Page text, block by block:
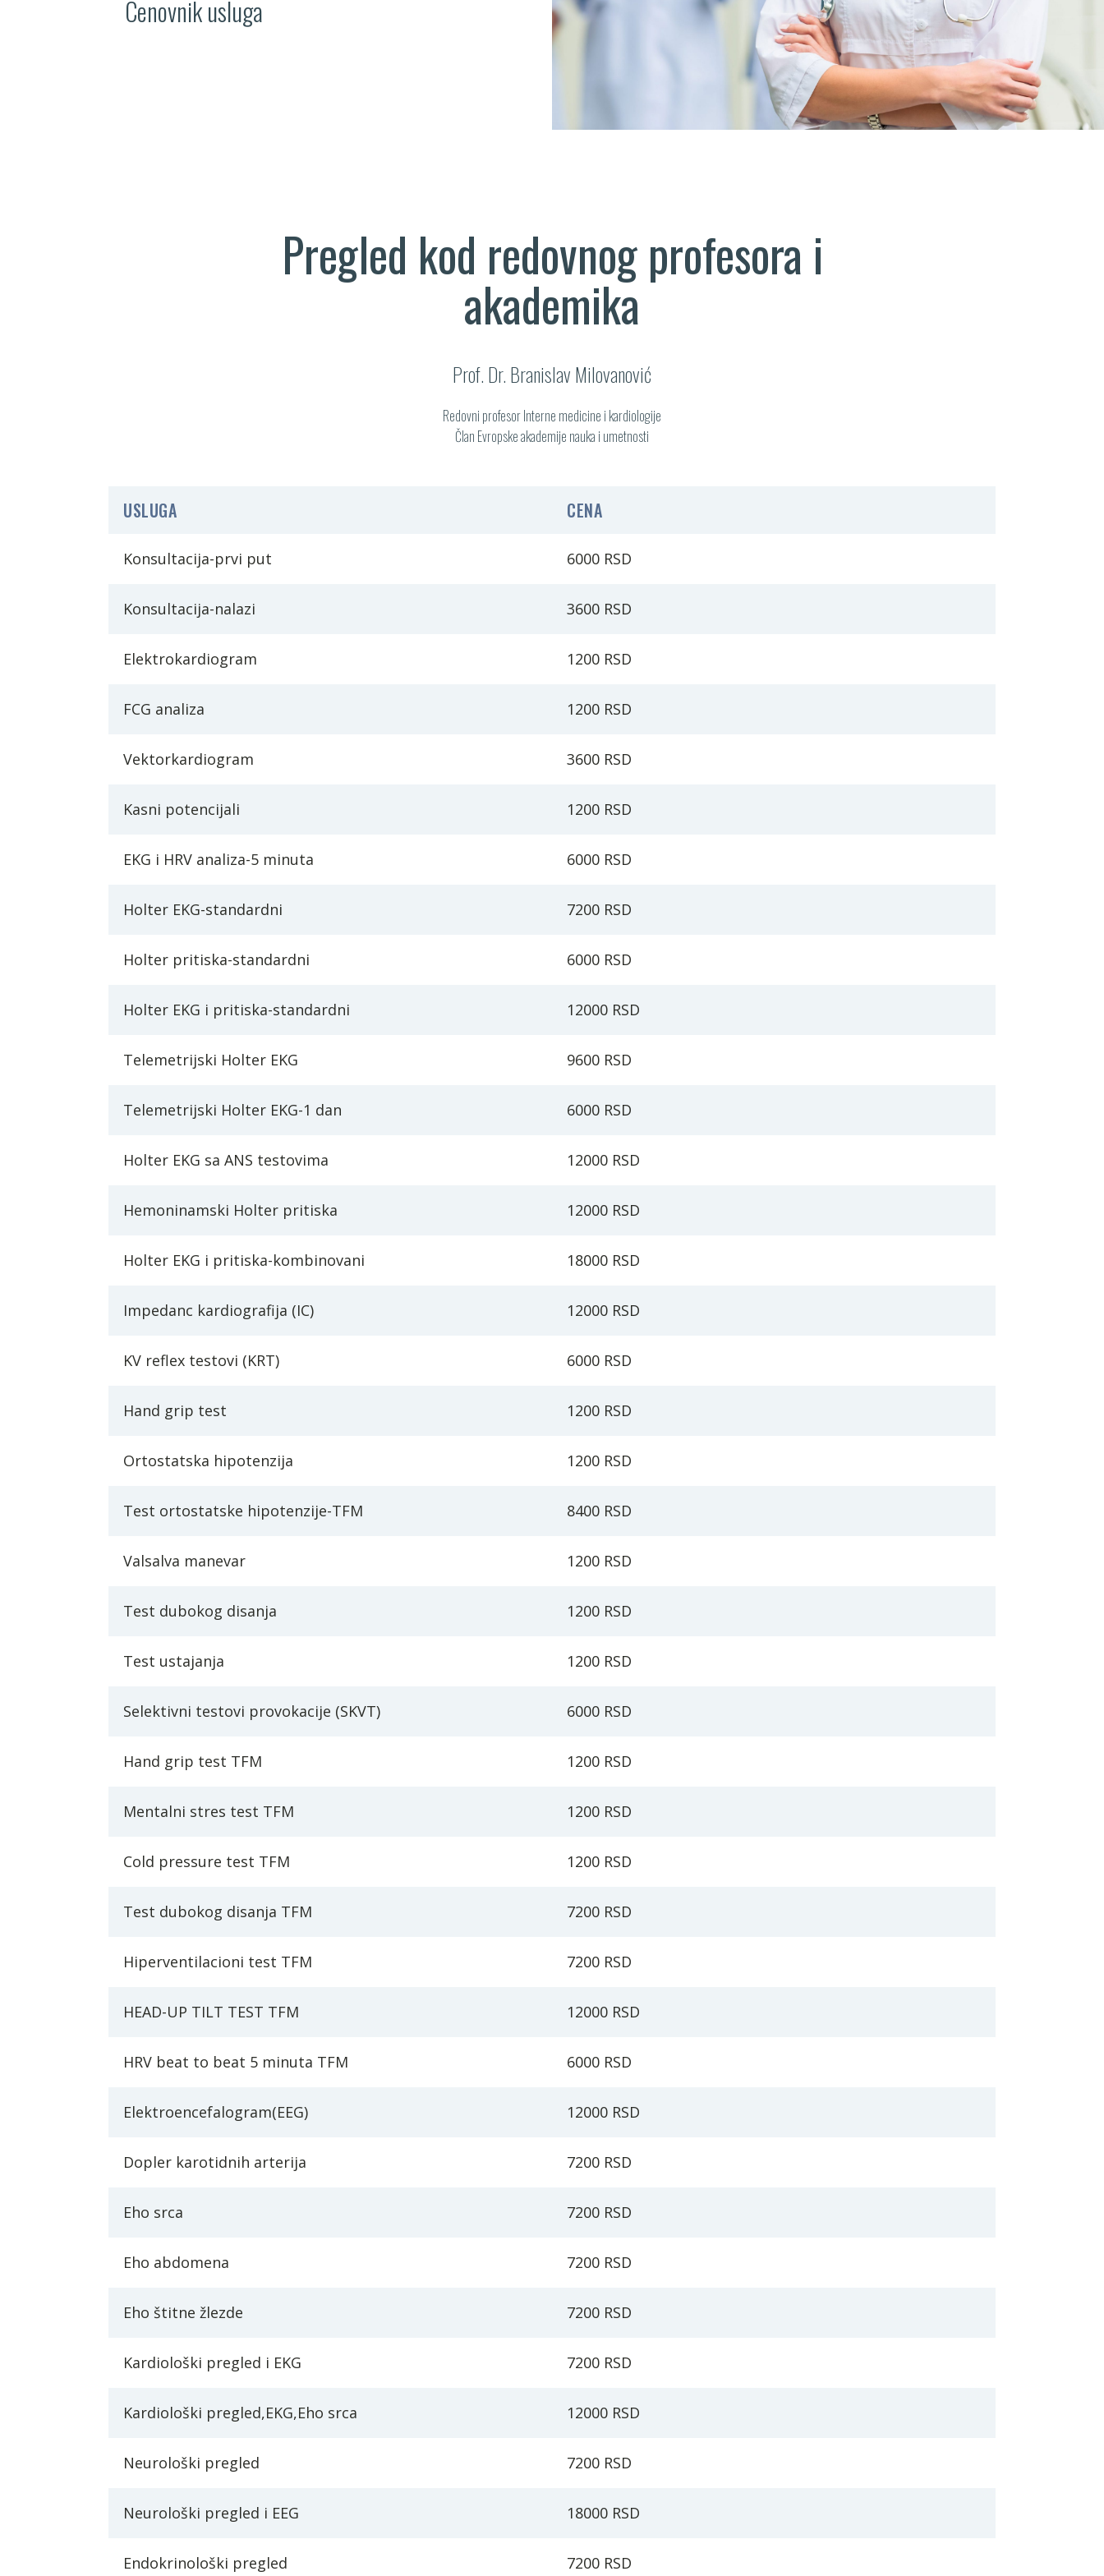
Cenovnik usluga
Pregled kod redovnog profesora i
akademika
Prof. Dr. Branislav Milovanović
Redovni profesor Interne medicine i kardiologije
Član Evropske akademije nauka i umetnosti
USLUGA CENA
Konsultacija-prvi put 6000 RSD
Konsultacija-nalazi 3600 RSD
Elektrokardiogram 1200 RSD
FCG analiza 1200 RSD
Vektorkardiogram 3600 RSD
Kasni potencijali 1200 RSD
EKG i HRV analiza-5 minuta 6000 RSD
Holter EKG-standardni 7200 RSD
Holter pritiska-standardni 6000 RSD
Holter EKG i pritiska-standardni 12000 RSD
Telemetrijski Holter EKG 9600 RSD
Telemetrijski Holter EKG-1 dan 6000 RSD
Holter EKG sa ANS testovima 12000 RSD
Hemoninamski Holter pritiska 12000 RSD
Holter EKG i pritiska-kombinovani 18000 RSD
Impedanc kardiografija (IC) 12000 RSD
KV reflex testovi (KRT) 6000 RSD
Hand grip test 1200 RSD
Ortostatska hipotenzija 1200 RSD
Test ortostatske hipotenzije-TFM 8400 RSD
Valsalva manevar 1200 RSD
Test dubokog disanja 1200 RSD
Test ustajanja 1200 RSD
Selektivni testovi provokacije (SKVT) 6000 RSD
Hand grip test TFM 1200 RSD
Mentalni stres test TFM 1200 RSD
Cold pressure test TFM 1200 RSD
Test dubokog disanja TFM 7200 RSD
Hiperventilacioni test TFM 7200 RSD
HEAD-UP TILT TEST TFM 12000 RSD
HRV beat to beat 5 minuta TFM 6000 RSD
Elektroencefalogram(EEG) 12000 RSD
Dopler karotidnih arterija 7200 RSD
Eho srca 7200 RSD
Eho abdomena 7200 RSD
Eho štitne žlezde 7200 RSD
Kardiološki pregled i EKG 7200 RSD
Kardiološki pregled,EKG,Eho srca 12000 RSD
Neurološki pregled 7200 RSD
Neurološki pregled i EEG 18000 RSD
Endokrinološki pregled 7200 RSD